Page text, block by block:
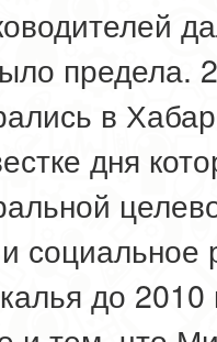
предела.
в
дня
социальное
до